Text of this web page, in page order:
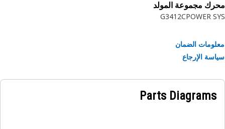
مجموعة المولد
POWER
G3412C
الضمان
الإرجاع
Parts Diagrams